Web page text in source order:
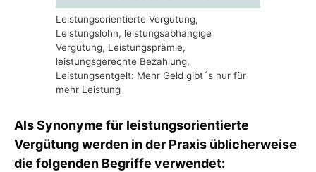
Leistungsorientierte Vergütung,
Leistungslohn, leistungsabhängige
Vergütung, Leistungsprämie,
leistungsgerechte Bezahlung,
Leistungsentgelt: Mehr Geld gibt´s nur für
mehr Leistung
Als Synonyme für leistungsorientierte
Vergütung werden in der Praxis üblicherweise
die folgenden Begriffe verwendet: